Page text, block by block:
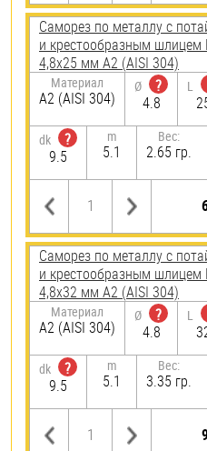
Саморез по металлу с
и крестообразным шлицем
4,8х25 мм А2 (AISI 304)
Материал
А2 (AISI 304)
Ø
?
4.8
L
dk
?
9.5
m
5.1
Вес:
2.65 гр.
Саморез по металлу с
и крестообразным шлицем
4,8х32 мм А2 (AISI 304)
Материал
А2 (AISI 304)
Ø
?
4.8
L
dk
?
9.5
m
5.1
Вес:
3.35 гр.